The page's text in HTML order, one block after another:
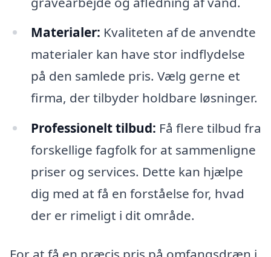
Materialer: Kvaliteten af de anvendte
materialer kan have stor indflydelse
på den samlede pris. Vælg gerne et
firma, der tilbyder holdbare løsninger.
Professionelt tilbud: Få flere tilbud fra
forskellige fagfolk for at sammenligne
priser og services. Dette kan hjælpe
dig med at få en forståelse for, hvad
der er rimeligt i dit område.